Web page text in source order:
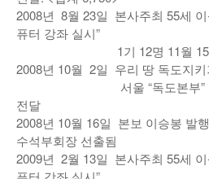
2008년 8월 23일 본사주최 55세
퓨터 강좌 실시”
1기 12명 11월 15일
2008년 10월 2일 우리 땅 독도지
서울 “독도본부” 방문
전달
2008년 10월 16일 본보 이승봉 발
수석부회장 선출됨
2009년 2월 13일 본사주최 55세